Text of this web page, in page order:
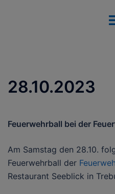
28.10.2023
Feuerwehrball bei der
Am Samstag den 28.10.
Feuerwehrball der
Restaurant Seeblick in